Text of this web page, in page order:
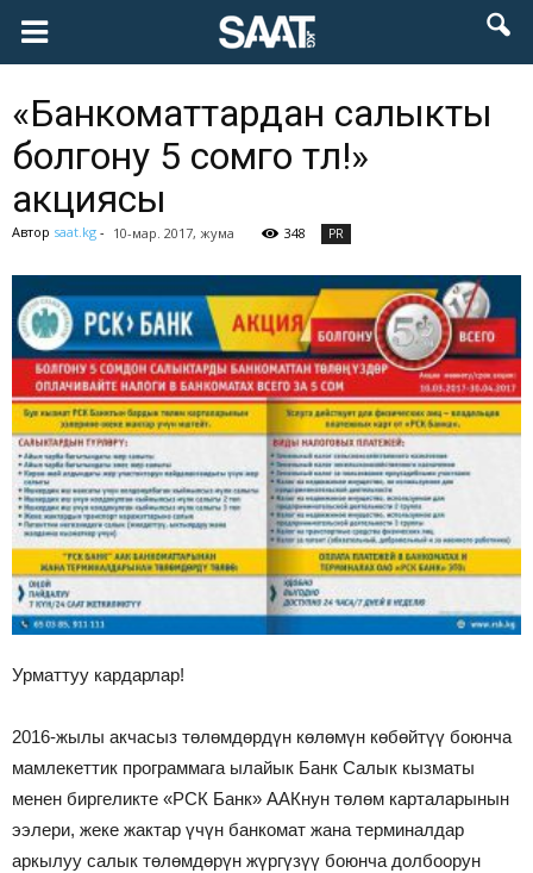
«Банкоматтардан салыкты
болгону 5 сомго төлө!»
акциясы
Автор saat.kg - 10-мар. 2017, жума 348 PR
Урматтуу кардарлар!
2016-жылы акчасыз төлөмдөрдүн көлөмүн көбөйтүү боюнча
мамлекеттик программага ылайык Банк Салык кызматы
менен биргеликте «РСК Банк» ААКнун төлөм карталарынын
ээлери, жеке жактар үчүн банкомат жана терминалдар
аркылуу салык төлөмдөрүн жүргүзүү боюнча долбоорун